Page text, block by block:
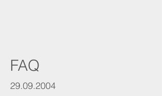
FAQ
29.09.2004